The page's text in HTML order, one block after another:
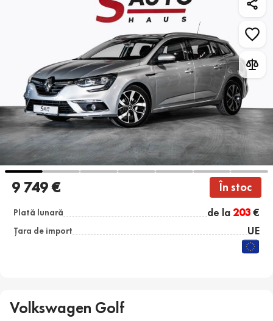
9 749 € În stoc
Plată lunară de la203€
Țara de import UE
Volkswagen Golf